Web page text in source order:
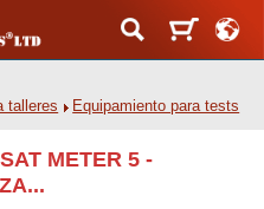
talleres Equipamiento para tests
METER 5 -